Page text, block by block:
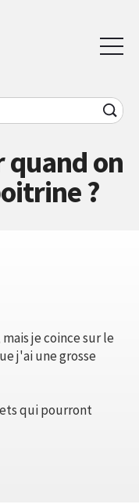
on
?
je coince sur le
j'ai une grosse
qui pourront